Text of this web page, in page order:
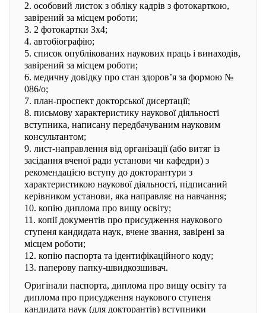
2. особовий листок з обліку кадрів з фотокарткою,
завірений за місцем роботи;
3. 2 фотокартки 3x4;
4. автобіографію;
5. список опублікованих наукових праць і винаходів,
завірений за місцем роботи;
6. медичну довідку про стан здоров’я за формою №
086/о;
7. план-проспект докторської дисертації;
8. письмову характеристику наукової діяльності
вступника, написану передбачуваним науковим
консультантом;
9. лист-направлення від організації (або витяг із
засідання вченої ради установи чи кафедри) з
рекомендацією вступу до докторантури з
характеристикою наукової діяльності, підписаний
керівником установи, яка направляє на навчання;
10. копію диплома про вищу освіту;
11. копії документів про присудження наукового
ступеня кандидата наук, вчене звання, завірені за
місцем роботи;
12. копію паспорта та ідентифікаційного коду;
13. паперову папку-швидкозшивач.
Оригінали паспорта, диплома про вищу освіту та
диплома про присудження наукового ступеня
кандидата наук (для докторантів) вступники